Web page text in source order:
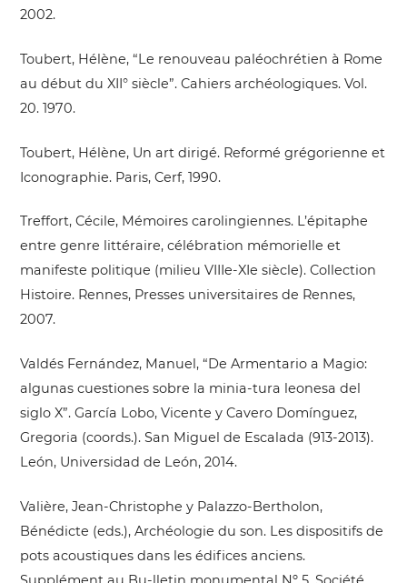
2002.
Toubert, Hélène, “Le renouveau paléochrétien à Rome
au début du XII° siècle”. Cahiers archéologiques. Vol.
20. 1970.
Toubert, Hélène, Un art dirigé. Reformé grégorienne et
Iconographie. Paris, Cerf, 1990.
Treffort, Cécile, Mémoires carolingiennes. L’épitaphe
entre genre littéraire, célébration mémorielle et
manifeste politique (milieu VIIIe-XIe siècle). Collection
Histoire. Rennes, Presses universitaires de Rennes,
2007.
Valdés Fernández, Manuel, “De Armentario a Magio:
algunas cuestiones sobre la minia-tura leonesa del
siglo X”. García Lobo, Vicente y Cavero Domínguez,
Gregoria (coords.). San Miguel de Escalada (913-2013).
León, Universidad de León, 2014.
Valière, Jean-Christophe y Palazzo-Bertholon,
Bénédicte (eds.), Archéologie du son. Les dispositifs de
pots acoustiques dans les édifices anciens.